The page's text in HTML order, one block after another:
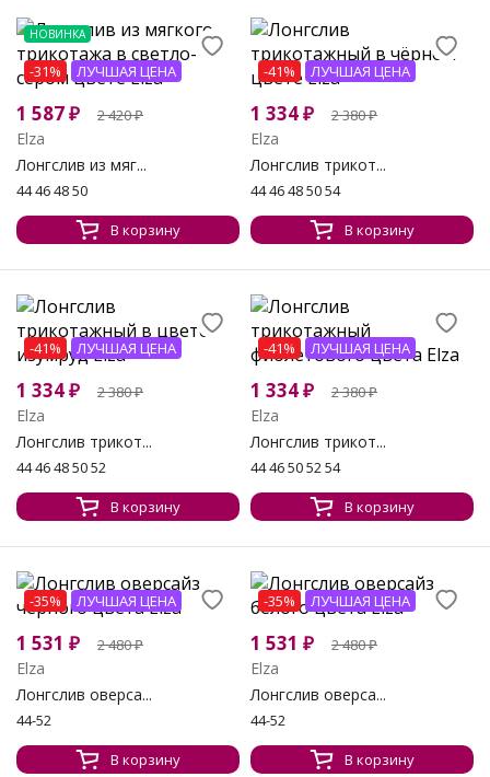
НОВИНКА
-31% ЛУЧШАЯ ЦЕНА
1 587₽ 2 420₽
Elza
Лонгслив из мяг...
44 46 48 50
В корзину
-41% ЛУЧШАЯ ЦЕНА
1 334₽ 2 380₽
Elza
Лонгслив трикот...
44 46 48 50 54
В корзину
-41% ЛУЧШАЯ ЦЕНА
1 334₽ 2 380₽
Elza
Лонгслив трикот...
44 46 48 50 52
В корзину
-41% ЛУЧШАЯ ЦЕНА
1 334₽ 2 380₽
Elza
Лонгслив трикот...
44 46 50 52 54
В корзину
-35% ЛУЧШАЯ ЦЕНА
1 531 ₽ 2 480₽
Elza
Лонгслив оверса...
44-52
В корзину
-35% ЛУЧШАЯ ЦЕНА
1 531 ₽ 2 480₽
Elza
Лонгслив оверса...
44-52
В корзину